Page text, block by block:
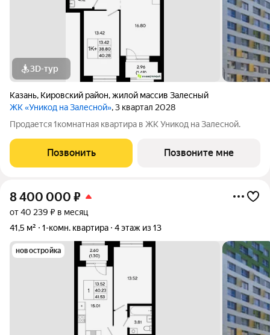
3D-тур
Казань, Кировский район,жилой массив Залесный
ЖК «Уникод на Залесной», 3 квартал 2028
Продается 1комнатная квартира в ЖК Уникод на Залесной.
Позвонить Позвоните мне
8 400 000 ₽
от 40 239 ₽ в месяц
41,5 м²
1-комн. квартира 4 этаж из 13
новостройка